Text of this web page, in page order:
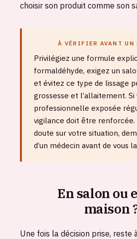
choisir son produit comme son
À VÉRIFIER AVANT UN
Privilégiez une formule
formaldéhyde, exigez un
et évitez ce type de lissage
grossesse et l’allaitement. Si
professionnelle exposée
vigilance doit être renforcée.
doute sur votre situation,
d’un médecin avant de vous
En salon ou
maison
Une fois la décision prise, reste